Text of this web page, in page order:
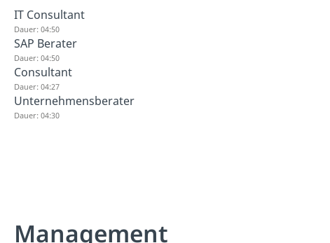
IT Consultant
Dauer: 04:50
SAP Berater
Dauer: 04:50
Consultant
Dauer: 04:27
Unternehmensberater
Dauer: 04:30
Management